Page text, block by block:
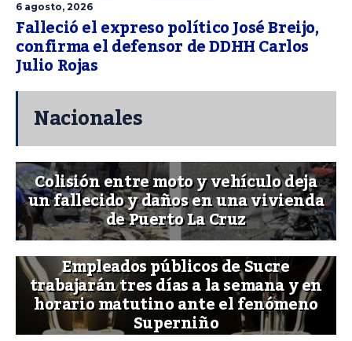
6 agosto, 2026
Falleció el expreso político José Breijo,
confirma el defensor de DDHH Carlos
Julio Rojas
Nacionales
Colisión entre moto y vehículo deja
un fallecido y daños en una vivienda
de Puerto La Cruz
Empleados públicos de Sucre
trabajarán tres días a la semana y en
horario matutino ante el fenómeno
Superniño